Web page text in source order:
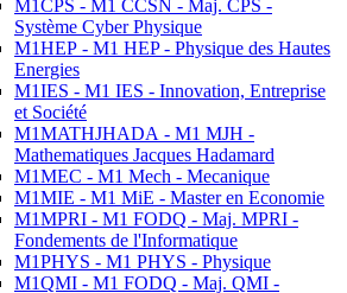
M1CPS - M1 CCSN - Maj. CPS -
Système Cyber Physique
M1HEP - M1 HEP - Physique des Hautes
Energies
M1IES - M1 IES - Innovation, Entreprise
et Société
M1MATHJHADA - M1 MJH -
Mathematiques Jacques Hadamard
M1MEC - M1 Mech - Mecanique
M1MIE - M1 MiE - Master en Economie
M1MPRI - M1 FODQ - Maj. MPRI -
Fondements de l'Informatique
M1PHYS - M1 PHYS - Physique
M1QMI - M1 FODQ - Maj. QMI -